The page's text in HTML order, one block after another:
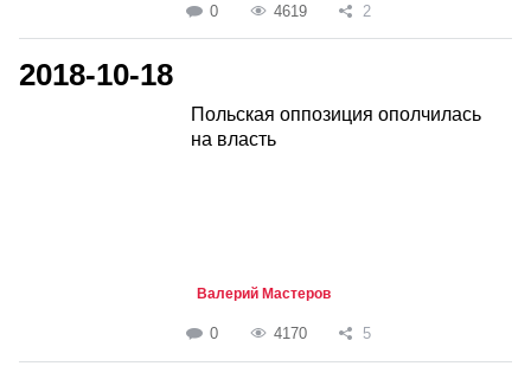
0 4619 2
2018-10-18
Польская оппозиция ополчилась
на власть
Валерий Мастеров
0 4170 5